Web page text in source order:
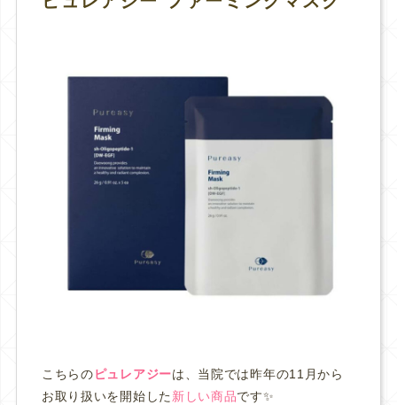
こちらのピュレアジーは、 当院では昨年の11月から
お取り扱いを開始した 新しい商品です✨